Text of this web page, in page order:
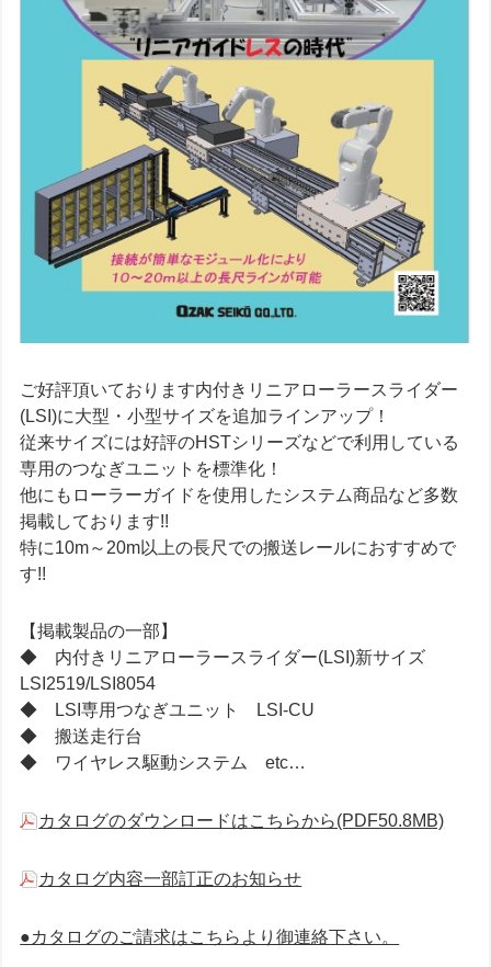
ご好評頂いております内付きリニアローラースライダー
(LSI)に大型・小型サイズを追加ラインアップ！
従来サイズには好評のHSTシリーズなどで利用している
専用のつなぎユニットを標準化！
他にもローラーガイドを使用したシステム商品など多数
掲載しております!!
特に10m～20m以上の長尺での搬送レールにおすすめで
す!!
【掲載製品の一部】
◆ 内付きリニアローラースライダー(LSI)新サイズ
LSI2519/LSI8054
◆ LSI専用つなぎユニット LSI-CU
◆ 搬送走行台
◆ ワイヤレス駆動システム etc…
カタログのダウンロードはこちらから(PDF50.8MB)
カタログ内容一部訂正のお知らせ
●カタログのご請求はこちらより御連絡下さい。